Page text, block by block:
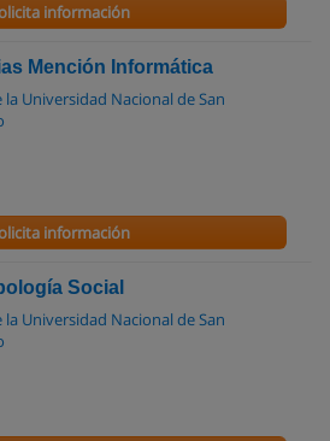
información
Mención Informática
la Universidad Nacional de San
información
Social
la Universidad Nacional de San